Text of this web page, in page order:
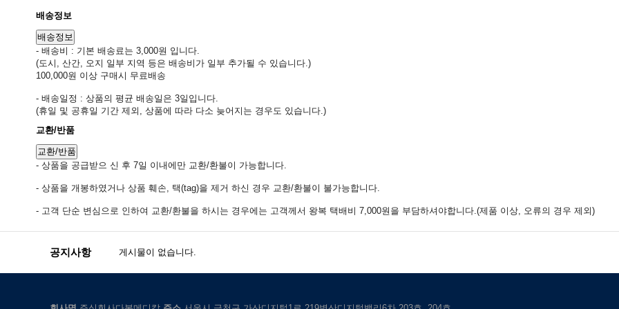
배송정보
배송정보
- 배송비 : 기본 배송료는 3,000원 입니다.
(도시, 산간, 오지 일부 지역 등은 배송비가 일부 추가될 수 있습니다.)
100,000원 이상 구매시 무료배송
- 배송일정 : 상품의 평균 배송일은 3일입니다.
(휴일 및 공휴일 기간 제외, 상품에 따라 다소 늦어지는 경우도 있습니다.)
교환/반품
교환/반품
- 상품을 공급받으 신 후 7일 이내에만 교환/환불이 가능합니다.
- 상품을 개봉하였거나 상품 훼손, 택(tag)을 제거 하신 경우 교환/환불이 불가능합니다.
- 고객 단순 변심으로 인하여 교환/환불을 하시는 경우에는 고객께서 왕복 택배비 7,000원을 부담하셔야합니다.(제품 이상, 오류의 경우 제외)
공지사항 게시물이 없습니다.